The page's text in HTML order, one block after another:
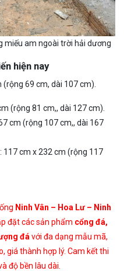
miếu am ngoài trời hải dương
hiện nay
69 cm, dài 107 cm).
(rộng 81 cm,, dài 127 cm).
cm (rộng 107 cm,, dài 167
117 cm x 232 cm (rộng 117
Ninh Vân – Hoa Lư – Ninh
đặt các sản phẩm cổng đá,
đá với đa dạng mẫu mã,
giá thành hợp lý. Cam kết thi
độ bền lâu dài.